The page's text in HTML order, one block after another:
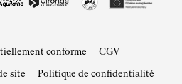
conforme CGV
site Politique de confidentialité